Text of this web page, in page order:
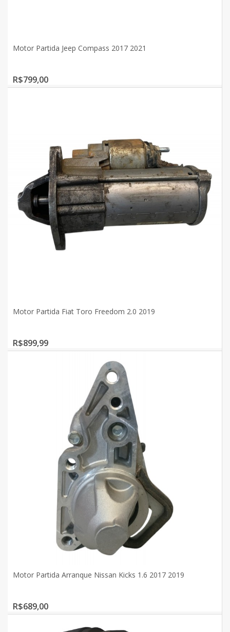
Motor Partida Jeep Compass 2017 2021
R$799,00
Motor Partida Fiat Toro Freedom 2.0 2019
R$899,99
Motor Partida Arranque Nissan Kicks 1.6 2017 2019
R$689,00